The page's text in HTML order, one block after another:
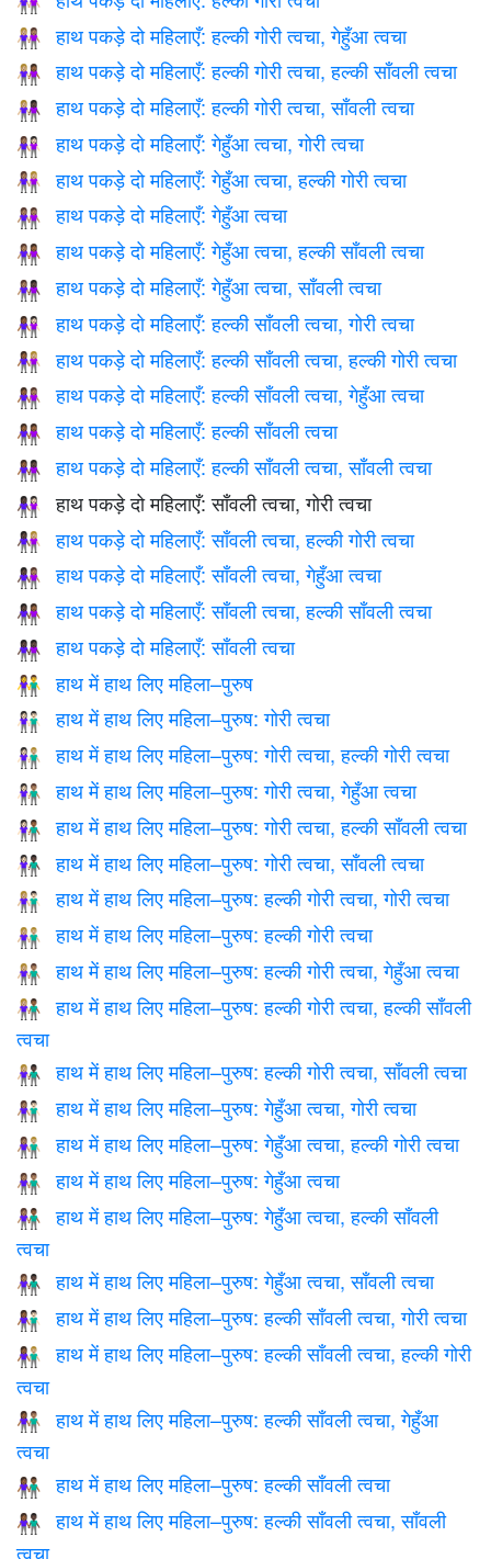
👩🏼‍🤝‍👩🏽 हाथ पकड़े दो महिलाएँ: हल्की गोरी त्वचा, गेहुँआ त्वचा
👩🏼‍🤝‍👩🏾 हाथ पकड़े दो महिलाएँ: हल्की गोरी त्वचा, हल्की साँवली त्वचा
👩🏼‍🤝‍👩🏿 हाथ पकड़े दो महिलाएँ: हल्की गोरी त्वचा, साँवली त्वचा
👩🏽‍🤝‍👩🏻 हाथ पकड़े दो महिलाएँ: गेहुँआ त्वचा, गोरी त्वचा
👩🏽‍🤝‍👩🏼 हाथ पकड़े दो महिलाएँ: गेहुँआ त्वचा, हल्की गोरी त्वचा
👭🏽 हाथ पकड़े दो महिलाएँ: गेहुँआ त्वचा
👩🏽‍🤝‍👩🏾 हाथ पकड़े दो महिलाएँ: गेहुँआ त्वचा, हल्की साँवली त्वचा
👩🏽‍🤝‍👩🏿 हाथ पकड़े दो महिलाएँ: गेहुँआ त्वचा, साँवली त्वचा
👩🏾‍🤝‍👩🏻 हाथ पकड़े दो महिलाएँ: हल्की साँवली त्वचा, गोरी त्वचा
👩🏾‍🤝‍👩🏼 हाथ पकड़े दो महिलाएँ: हल्की साँवली त्वचा, हल्की गोरी त्वचा
👩🏾‍🤝‍👩🏽 हाथ पकड़े दो महिलाएँ: हल्की साँवली त्वचा, गेहुँआ त्वचा
👭🏾 हाथ पकड़े दो महिलाएँ: हल्की साँवली त्वचा
👩🏾‍🤝‍👩🏿 हाथ पकड़े दो महिलाएँ: हल्की साँवली त्वचा, साँवली त्वचा
👩🏿‍🤝‍👩🏻 हाथ पकड़े दो महिलाएँ: साँवली त्वचा, गोरी त्वचा
👩🏿‍🤝‍👩🏼 हाथ पकड़े दो महिलाएँ: साँवली त्वचा, हल्की गोरी त्वचा
👩🏿‍🤝‍👩🏽 हाथ पकड़े दो महिलाएँ: साँवली त्वचा, गेहुँआ त्वचा
👩🏿‍🤝‍👩🏾 हाथ पकड़े दो महिलाएँ: साँवली त्वचा, हल्की साँवली त्वचा
👭🏿 हाथ पकड़े दो महिलाएँ: साँवली त्वचा
👫 हाथ में हाथ लिए महिला–पुरुष
👫🏻 हाथ में हाथ लिए महिला–पुरुष: गोरी त्वचा
👩🏻‍🤝‍👨🏼 हाथ में हाथ लिए महिला–पुरुष: गोरी त्वचा, हल्की गोरी त्वचा
👩🏻‍🤝‍👨🏽 हाथ में हाथ लिए महिला–पुरुष: गोरी त्वचा, गेहुँआ त्वचा
👩🏻‍🤝‍👨🏾 हाथ में हाथ लिए महिला–पुरुष: गोरी त्वचा, हल्की साँवली त्वचा
👩🏻‍🤝‍👨🏿 हाथ में हाथ लिए महिला–पुरुष: गोरी त्वचा, साँवली त्वचा
👩🏼‍🤝‍👨🏻 हाथ में हाथ लिए महिला–पुरुष: हल्की गोरी त्वचा, गोरी त्वचा
👫🏼 हाथ में हाथ लिए महिला–पुरुष: हल्की गोरी त्वचा
👩🏼‍🤝‍👨🏽 हाथ में हाथ लिए महिला–पुरुष: हल्की गोरी त्वचा, गेहुँआ त्वचा
👩🏼‍🤝‍👨🏾
हाथ में हाथ लिए महिला–पुरुष: हल्की गोरी त्वचा, हल्की साँवली
त्वचा
👩🏼‍🤝‍👨🏿 हाथ में हाथ लिए महिला–पुरुष: हल्की गोरी त्वचा, साँवली त्वचा
👩🏽‍🤝‍👨🏻 हाथ में हाथ लिए महिला–पुरुष: गेहुँआ त्वचा, गोरी त्वचा
👩🏽‍🤝‍👨🏼 हाथ में हाथ लिए महिला–पुरुष: गेहुँआ त्वचा, हल्की गोरी त्वचा
👫🏽 हाथ में हाथ लिए महिला–पुरुष: गेहुँआ त्वचा
👩🏽‍🤝‍👨🏾
हाथ में हाथ लिए महिला–पुरुष: गेहुँआ त्वचा, हल्की साँवली
त्वचा
👩🏽‍🤝‍👨🏿 हाथ में हाथ लिए महिला–पुरुष: गेहुँआ त्वचा, साँवली त्वचा
👩🏾‍🤝‍👨🏻 हाथ में हाथ लिए महिला–पुरुष: हल्की साँवली त्वचा, गोरी त्वचा
👩🏾‍🤝‍👨🏼
हाथ में हाथ लिए महिला–पुरुष: हल्की साँवली त्वचा, हल्की गोरी
त्वचा
👩🏾‍🤝‍👨🏽
हाथ में हाथ लिए महिला–पुरुष: हल्की साँवली त्वचा, गेहुँआ
त्वचा
👫🏾 हाथ में हाथ लिए महिला–पुरुष: हल्की साँवली त्वचा
👩🏾‍🤝‍👨🏿
हाथ में हाथ लिए महिला–पुरुष: हल्की साँवली त्वचा, साँवली
त्वचा